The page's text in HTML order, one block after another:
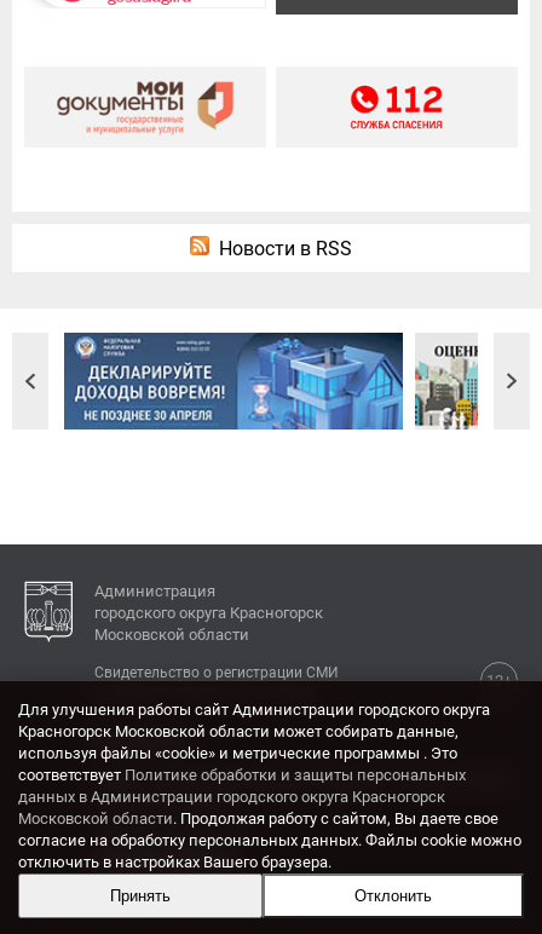
Новости в RSS
Администрация
городского округа Красногорск
Московской области
12+
Свидетельство о регистрации СМИ
КОНТАКТЫ
Адрес: 143404, Московская область, г. Красногорск,
ул. Ленина, дом 4.
Электронная почта:
krasrn@mosreg.ru
Разработка и поддержка сайта ADN
Для улучшения работы сайт Администрации городского округа
Красногорск Московской области может собирать данные,
используя файлы «cookie» и метрические программы . Это
соответствует Политике обработки и защиты персональных
данных в Администрации городского округа Красногорск
Московской области. Продолжая работу с сайтом, Вы даете свое
согласие на обработку персональных данных. Файлы cookie можно
отключить в настройках Вашего браузера.
Принять
Отклонить